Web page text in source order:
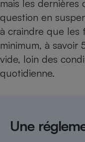
mais les dernières
question en
à craindre que les
minimum, à savoir
vide, loin des
quotidienne.
Une